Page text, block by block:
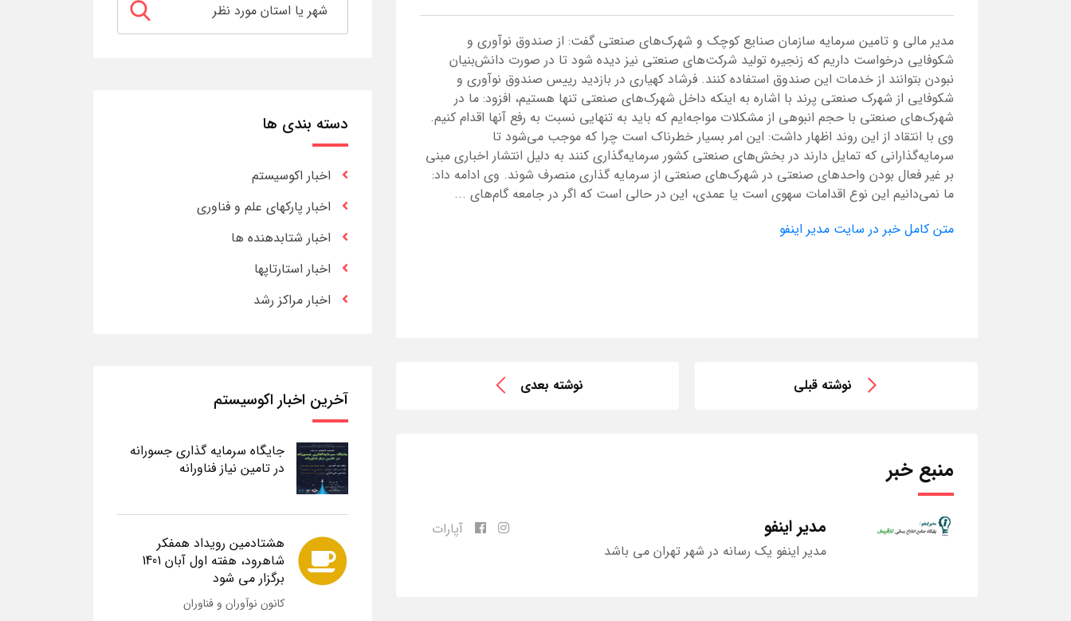
مدیر مالی و تامین سرمایه سازمان صنایع کوچک و شهرک‌های صنعتی گفت: از صندوق نوآوری و
شکوفایی درخواست داریم که زنجیره تولید شرکت‌های صنعتی نیز دیده شود تا در صورت دانش‌بنیان
نبودن بتوانند از خدمات این صندوق استفاده کنند. فرشاد کهیاری در بازدید رییس صندوق نوآوری و
شکوفایی از شهرک صنعتی پرند با اشاره به اینکه داخل شهرک‌های صنعتی تنها هستیم، افزود: ما در
شهرک‌های صنعتی با حجم انبوهی از مشکلات مواجه‌ایم که باید به تنهایی نسبت به رفع آنها اقدام کنیم.
وی با انتقاد از این روند اظهار داشت: این امر بسیار خطرناک است چرا که موجب می‌شود تا
سرمایه‌گذارانی که تمایل دارند در بخش‌های صنعتی کشور سرمایه‌گذاری کنند به دلیل انتشار اخباری مبنی
بر غیر فعال بودن واحدهای صنعتی در شهرک‌های صنعتی از سرمایه‌ گذاری منصرف شوند. وی ادامه داد:
ما نمی‌دانیم این نوع اقدامات سهوی است یا عمدی، این در حالی است که اگر در جامعه گام‌های ...
متن کامل خبر در سایت مدیر اینفو
نوشته قبلی نوشته بعدی
منبع خبر
مدیر اینفو
مدیر اینفو یک رسانه در شهر تهران می باشد
آپارات
دسته بندی ها
اخبار اکوسیستم
اخبار پارکهای علم و فناوری
اخبار شتابدهنده ها
اخبار استارتاپها
اخبار مراکز رشد
آخرین اخبار اکوسیستم
جایگاه سرمایه گذاری جسورانه
در تامین نیاز فناورانه
هشتادمین رویداد همفکر
شاهرود، هفته اول آبان 1401
برگزار می شود
کانون نوآوران و فناوران